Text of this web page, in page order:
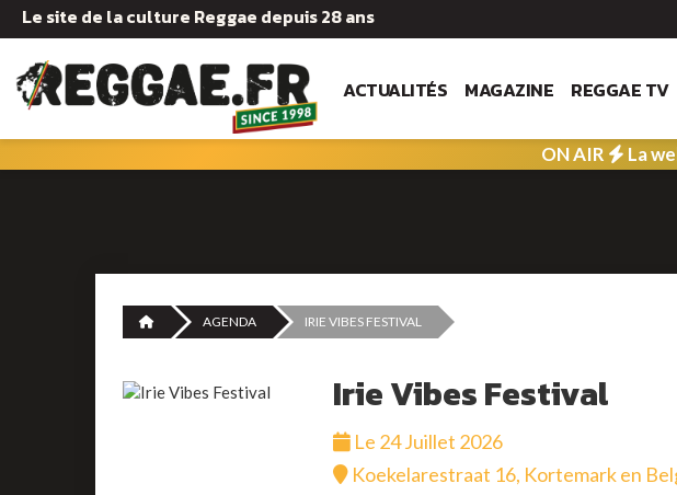
Le site de la culture Reggae depuis 28 ans
ACTUALITÉS MAGAZINE REGGAE TV
ON AIR La
AGENDA IRIE VIBES FESTIVAL
Irie Vibes Festival
Le 24 Juillet 2026
Koekelarestraat 16, Kortemark en